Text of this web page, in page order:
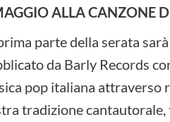
ALLA CANZONE
parte della serata
da Barly Records
pop italiana attraverso
tradizione